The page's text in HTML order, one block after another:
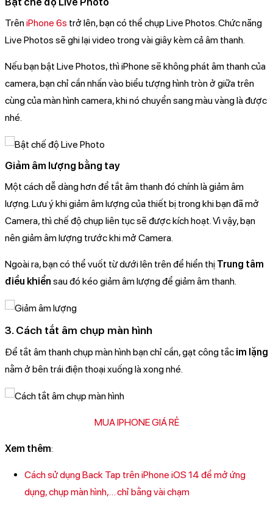
TrêniPhone 6s trở lên, bạn có thể chụp Live Photos. Chức năng
Live Photos sẽ ghi lại video trong vài giây kèm cả âm thanh.
Nếu bạn bật Live Photos, thì iPhone sẽ không phát âm thanh của
camera, bạn chỉ cần nhấn vào biểu tượng hình tròn ở giữa trên
cùng của màn hình camera, khi nó chuyển sang màu vàng là được
nhé.
Giảm âm lượng bằng tay
Một cách dễ dàng hơn để tắt âm thanh đó chính là giảm âm
lượng. Lưu ý khi giảm âm lượng của thiết bị trong khi bạn đã mở
Camera, thì chế độ chụp liên tục sẽ được kích hoạt. Vì vậy, bạn
nên giảm âm lượng trước khi mở Camera.
Ngoài ra, bạn có thể vuốt từ dưới lên trên để hiển thị Trung tâm
điều khiển sau đó kéo giảm âm lượng để giảm âm thanh.
3. Cách tắt âm chụp màn hình
Để tắt âm thanh chụp màn hình bạn chỉ cần, gạt công tắc im lặng
nằm ở bên trái điện thoại xuống là xong nhé.
MUA IPHONE GIÁ RẺ
Xem thêm:
Cách sử dụng Back Tap trên iPhone iOS 14 để mở ứng
dụng, chụp màn hình,… chỉ bằng vài chạm